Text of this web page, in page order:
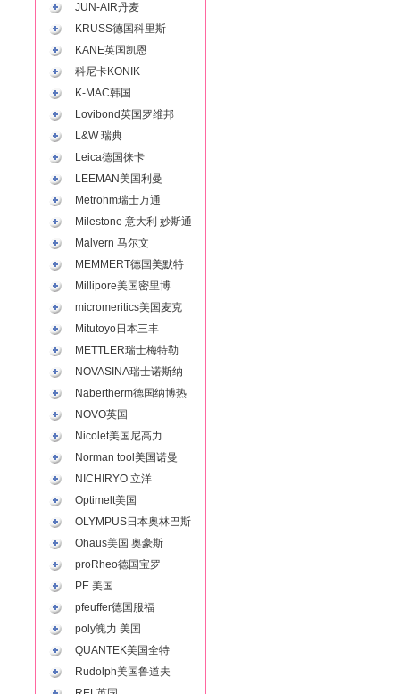
JUN-AIR丹麦
KRUSS德国科里斯
KANE英国凯恩
科尼卡KONIK
K-MAC韩国
Lovibond英国罗维邦
L&W 瑞典
Leica德国徕卡
LEEMAN美国利曼
Metrohm瑞士万通
Milestone 意大利 妙斯通
Malvern 马尔文
MEMMERT德国美默特
Millipore美国密里博
micromeritics美国麦克
Mitutoyo日本三丰
METTLER瑞士梅特勒
NOVASINA瑞士诺斯纳
Nabertherm德国纳博热
NOVO英国
Nicolet美国尼高力
Norman tool美国诺曼
NICHIRYO 立洋
Optimelt美国
OLYMPUS日本奥林巴斯
Ohaus美国 奥豪斯
proRheo德国宝罗
PE 美国
pfeuffer德国服福
poly魄力 美国
QUANTEK美国全特
Rudolph美国鲁道夫